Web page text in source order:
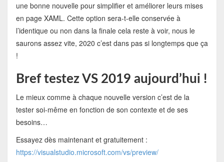
une bonne nouvelle pour simplifier et améliorer leurs mises
en page XAML. Cette option sera-t-elle conservée à
l’identique ou non dans la finale cela reste à voir, nous le
saurons assez vite, 2020 c’est dans pas si longtemps que ça
!
Bref testez VS 2019 aujourd’hui !
Le mieux comme à chaque nouvelle version c’est de la
tester soi-même en fonction de son contexte et de ses
besoins…
Essayez dès maintenant et gratuitement :
https://visualstudio.microsoft.com/vs/preview/